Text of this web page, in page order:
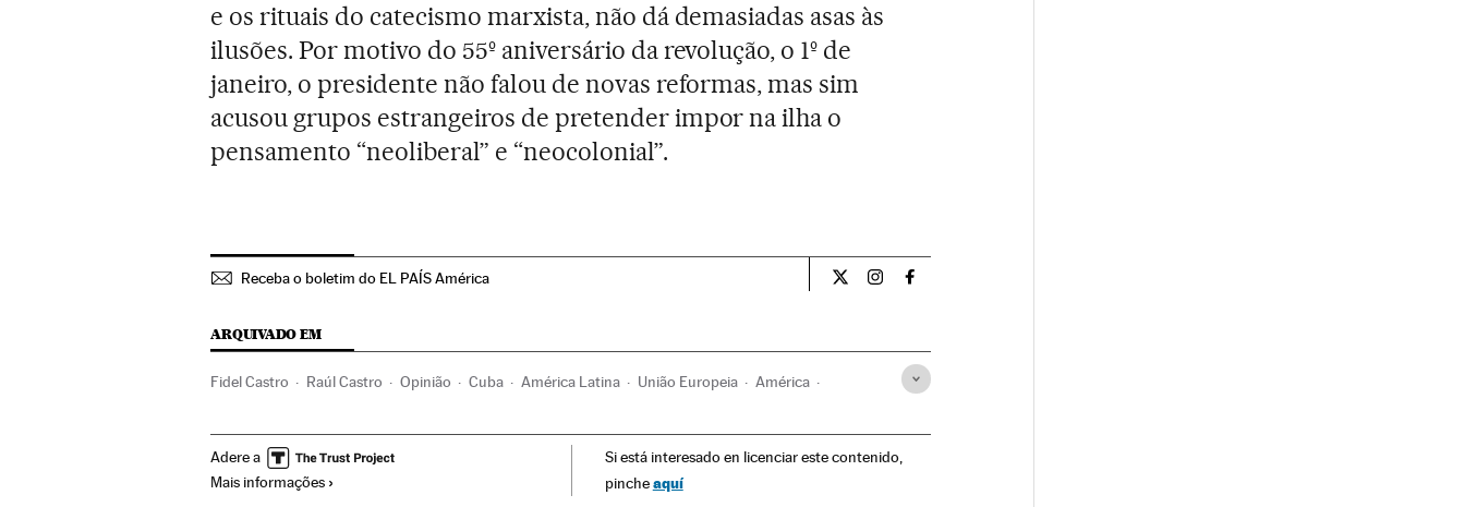
e os rituais do catecismo marxista, não dá demasiadas asas às
ilusões. Por motivo do 55º aniversário da revolução, o 1º de
janeiro, o presidente não falou de novas reformas, mas sim
acusou grupos estrangeiros de pretender impor na ilha o
pensamento “neoliberal” e “neocolonial”.
Receba o boletim do EL PAÍS América Opiniao El País Brasil en Twitter
Opiniao El País Brasil en Instagram
Opiniao El País Brasil en Facebook
ARQUIVADO EM
Fidel Castro Raúl Castro Opinião Cuba América Latina União Europeia América
Adere a
Mais informações
Si está interesado en licenciar este contenido,
pincheaquí